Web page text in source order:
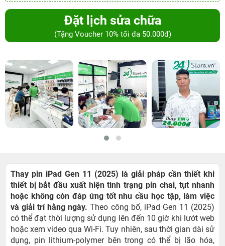
Đặt lịch sửa chữa
(Tặng Voucher 10% tối đa 50.000đ)
Thay pin iPad Gen 11 (2025) là giải pháp cần thiết khi
thiết bị bắt đầu xuất hiện tình trạng pin chai, tụt nhanh
hoặc không còn đáp ứng tốt nhu cầu học tập, làm việc
và giải trí hằng ngày. Theo công bố, iPad Gen 11 (2025)
có thể đạt thời lượng sử dụng lên đến 10 giờ khi lướt web
hoặc xem video qua Wi-Fi. Tuy nhiên, sau thời gian dài sử
dụng, pin lithium-polymer bên trong có thể bị lão hóa,